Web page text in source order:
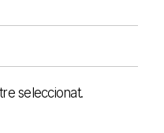
seleccionat.